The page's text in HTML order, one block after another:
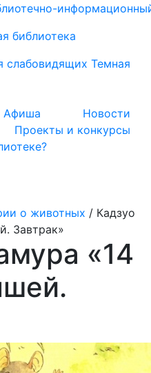
библиотека
слабовидящих Темная
Афиша
Новости
Проекты и конкурсы
о животных / Кадзуо
Завтрак»
«14